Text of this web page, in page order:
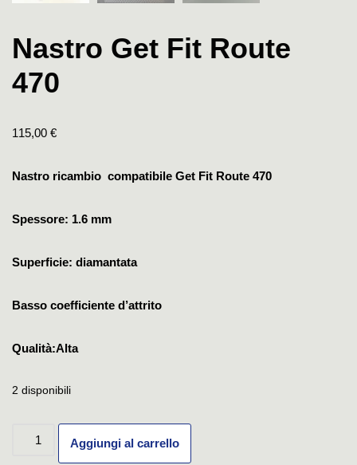
Nastro Get Fit Route
470
115,00 €
Nastro ricambio compatibile Get Fit Route 470
Spessore: 1.6 mm
Superficie: diamantata
Basso coefficiente d’attrito
Qualità:Alta
2 disponibili
Aggiungi al carrello